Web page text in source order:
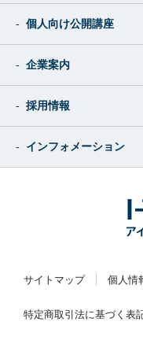
個人向け公開講座
企業案内
採用情報
インフォメーション
サイトマップ 個人情
特定商取引法に基づく表